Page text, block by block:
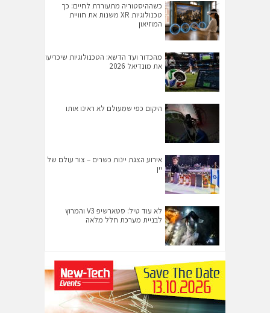
כשההיסטוריה מתעוררת לחיים: כך
טכנולוגיות XR משנות את חוויית
המוזיאון
מהכדור ועד הדשא: הטכנולוגיות שיכריעו
את מונדיאל 2026
היקום כפי שמעולם לא ראינו אותו
אירוע הצגת יינות כשרים – צור עולם של
יין
לא עוד טיל: סטארשיפ V3 והמרוץ
לבניית מערכת חלל מלאה